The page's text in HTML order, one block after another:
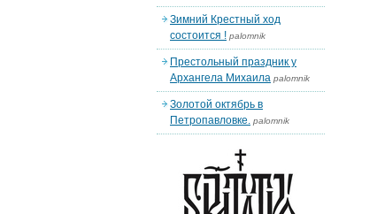
Зимний Крестный ход
состоится ! palomnik
Престольный праздник у
Архангела Михаила palomnik
Золотой октябрь в
Петропавловке. palomnik